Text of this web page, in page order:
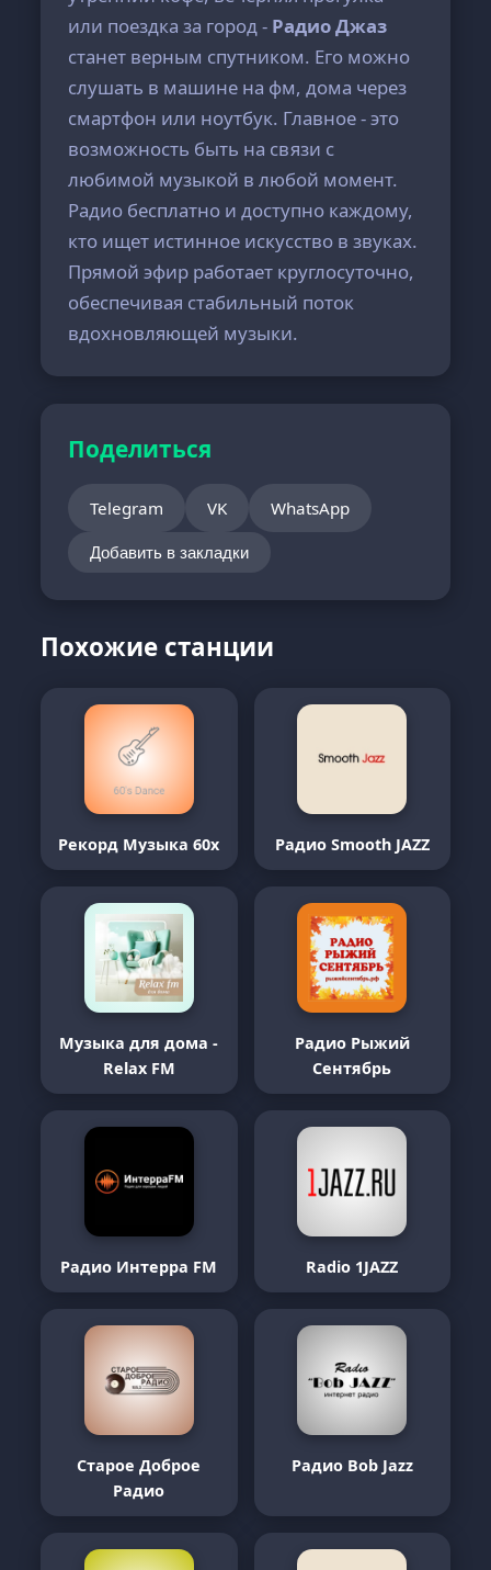
или поездка за город - Радио Джаз
станет верным спутником. Его можно
слушать в машине на фм, дома через
смартфон или ноутбук. Главное - это
возможность быть на связи с
любимой музыкой в любой момент.
Радио бесплатно и доступно каждому,
кто ищет истинное искусство в звуках.
Прямой эфир работает круглосуточно,
обеспечивая стабильный поток
вдохновляющей музыки.
Поделиться
Telegram VK WhatsApp
Добавить в закладки
Похожие станции
Рекорд Музыка 60х Радио Smooth JAZZ
Музыка для дома -
Relax FM
Радио Рыжий
Сентябрь
Радио Интерра FM Radio 1JAZZ
Старое Доброе
Радио
Радио Bob Jazz